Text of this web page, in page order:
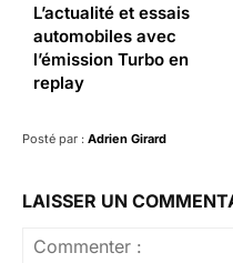
L’actualité et essais
automobiles avec
l’émission Turbo en
replay
Posté par : Adrien Girard
LAISSER UN